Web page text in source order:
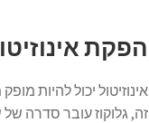
הפקת
אינוזיטול יכול להיות
זה, גלוקוז עובר סדרה של